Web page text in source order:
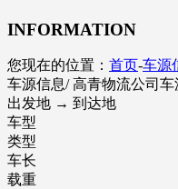
INFORMATION
您现在的位置： 首页-车源
车源信息/ 高青物流公司车
出发地 → 到达地
车型
类型
车长
载重